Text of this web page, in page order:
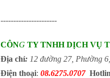
----------------------
CÔNG TY TNHH DỊCH VỤ
Địa chỉ: 12 đường 27, Phường
Điện thoại: 08.6275.0707